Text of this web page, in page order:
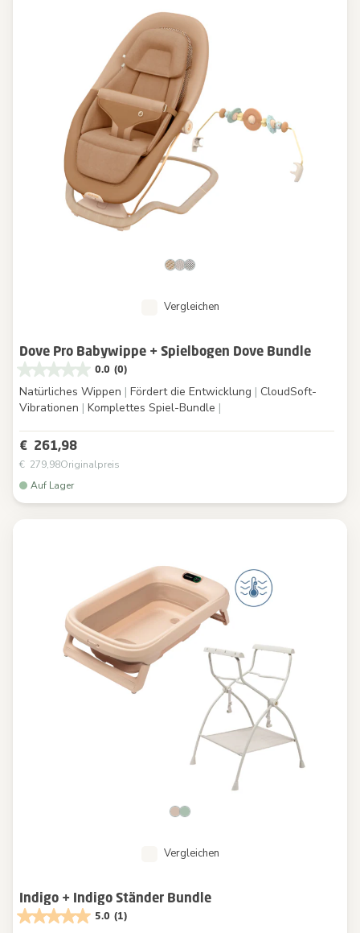
Vergleichen
Dove Pro Babywippe + Spielbogen Dove Bundle
0.0 (0)
Natürliches Wippen | Fördert die Entwicklung | CloudSoft-
Vibrationen | Komplettes Spiel-Bundle |
€ 261,98
€ 279,98Originalpreis
Auf Lager
Vergleichen
Indigo + Indigo Ständer Bundle
5.0 (1)